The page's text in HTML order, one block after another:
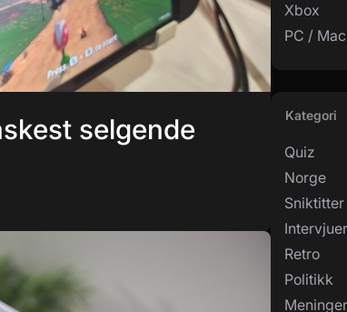
selgende
Xbox
PC / Mac
Kategori
Quiz
Norge
Sniktitter
Intervjuer
Retro
Politikk
Meninger